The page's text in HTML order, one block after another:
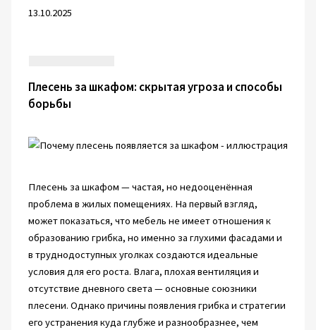
13.10.2025
Плесень за шкафом: скрытая угроза и способы
борьбы
Плесень за шкафом — частая, но недооценённая
проблема в жилых помещениях. На первый взгляд,
может показаться, что мебель не имеет отношения к
образованию грибка, но именно за глухими фасадами и
в труднодоступных уголках создаются идеальные
условия для его роста. Влага, плохая вентиляция и
отсутствие дневного света — основные союзники
плесени. Однако причины появления грибка и стратегии
его устранения куда глубже и разнообразнее, чем